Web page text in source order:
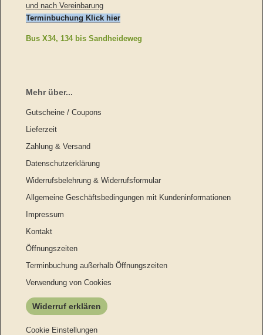
und nach Vereinbarung
Terminbuchung Klick hier
Bus X34, 134 bis Sandheideweg
Mehr über...
Gutscheine / Coupons
Lieferzeit
Zahlung & Versand
Datenschutzerklärung
Widerrufsbelehrung & Widerrufsformular
Allgemeine Geschäftsbedingungen mit Kundeninformationen
Impressum
Kontakt
Öffnungszeiten
Terminbuchung außerhalb Öffnungszeiten
Verwendung von Cookies
Widerruf erklären
Cookie Einstellungen